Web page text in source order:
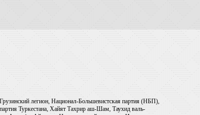
легион, Национал-Большевистская партия (НБП),
Туркестана, Хайят Тахрир аш-Шам, Таухид валь-